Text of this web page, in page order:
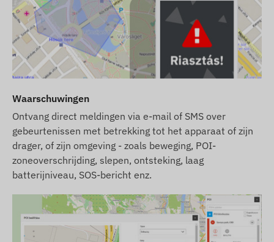
Waarschuwingen
Ontvang direct meldingen via e-mail of SMS over
gebeurtenissen met betrekking tot het apparaat of zijn
drager, of zijn omgeving - zoals beweging, POI-
zoneoverschrijding, slepen, ontsteking, laag
batterijniveau, SOS-bericht enz.